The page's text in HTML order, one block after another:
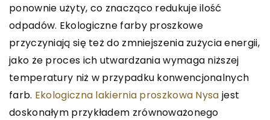
ponownie użyty, co znacząco redukuje ilość
odpadów. Ekologiczne farby proszkowe
przyczyniają się też do zmniejszenia zużycia energii,
jako że proces ich utwardzania wymaga niższej
temperatury niż w przypadku konwencjonalnych
farb. Ekologiczna lakiernia proszkowa Nysa jest
doskonałym przykładem zrównoważonego